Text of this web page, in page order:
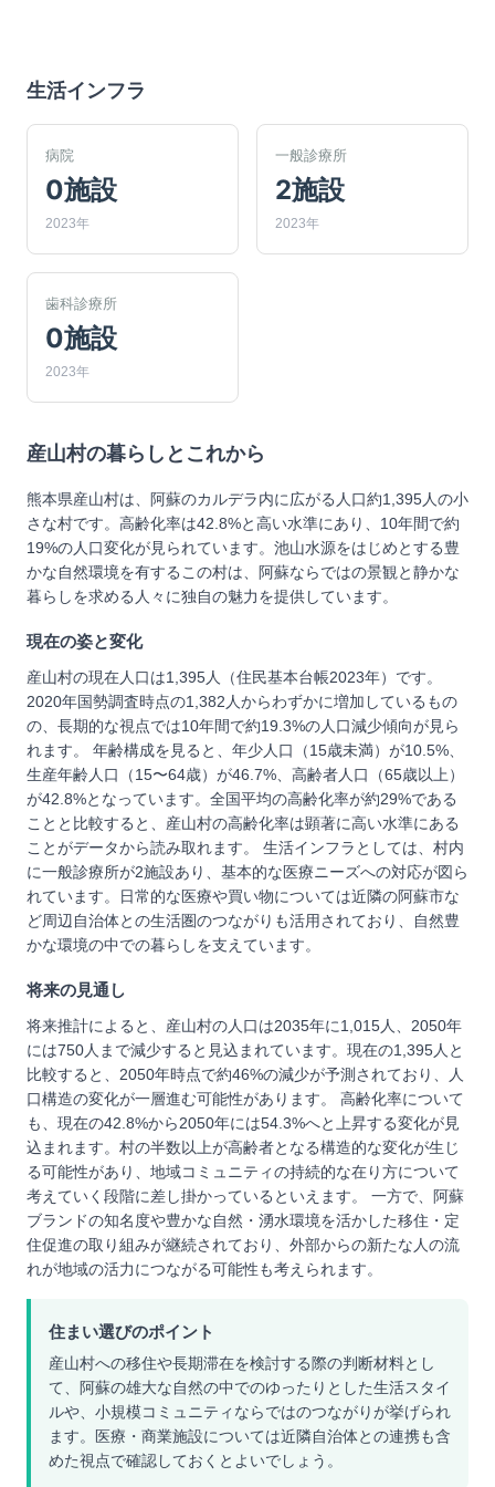
生活インフラ
病院
0施設
2023年
一般診療所
2施設
2023年
歯科診療所
0施設
2023年
産山村の暮らしとこれから
熊本県産山村は、阿蘇のカルデラ内に広がる人口約1,395人の小
さな村です。高齢化率は42.8%と高い水準にあり、10年間で約
19%の人口変化が見られています。池山水源をはじめとする豊
かな自然環境を有するこの村は、阿蘇ならではの景観と静かな
暮らしを求める人々に独自の魅力を提供しています。
現在の姿と変化
産山村の現在人口は1,395人（住民基本台帳2023年）です。
2020年国勢調査時点の1,382人からわずかに増加しているもの
の、長期的な視点では10年間で約19.3%の人口減少傾向が見ら
れます。 年齢構成を見ると、年少人口（15歳未満）が10.5%、
生産年齢人口（15〜64歳）が46.7%、高齢者人口（65歳以上）
が42.8%となっています。全国平均の高齢化率が約29%である
ことと比較すると、産山村の高齢化率は顕著に高い水準にある
ことがデータから読み取れます。 生活インフラとしては、村内
に一般診療所が2施設あり、基本的な医療ニーズへの対応が図ら
れています。日常的な医療や買い物については近隣の阿蘇市な
ど周辺自治体との生活圏のつながりも活用されており、自然豊
かな環境の中での暮らしを支えています。
将来の見通し
将来推計によると、産山村の人口は2035年に1,015人、2050年
には750人まで減少すると見込まれています。現在の1,395人と
比較すると、2050年時点で約46%の減少が予測されており、人
口構造の変化が一層進む可能性があります。 高齢化率について
も、現在の42.8%から2050年には54.3%へと上昇する変化が見
込まれます。村の半数以上が高齢者となる構造的な変化が生じ
る可能性があり、地域コミュニティの持続的な在り方について
考えていく段階に差し掛かっているといえます。 一方で、阿蘇
ブランドの知名度や豊かな自然・湧水環境を活かした移住・定
住促進の取り組みが継続されており、外部からの新たな人の流
れが地域の活力につながる可能性も考えられます。
住まい選びのポイント
産山村への移住や長期滞在を検討する際の判断材料とし
て、阿蘇の雄大な自然の中でのゆったりとした生活スタイ
ルや、小規模コミュニティならではのつながりが挙げられ
ます。医療・商業施設については近隣自治体との連携も含
めた視点で確認しておくとよいでしょう。